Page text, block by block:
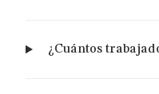
¿Cuántos